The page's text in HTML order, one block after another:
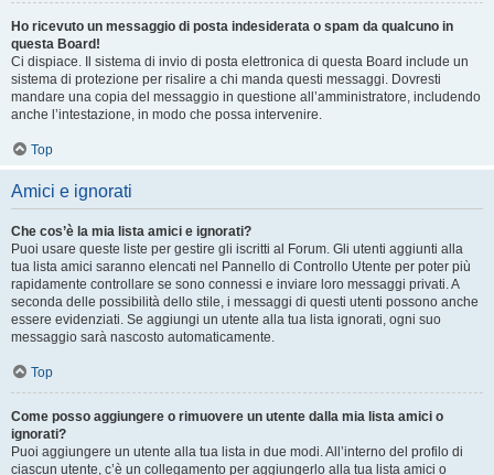
Ho ricevuto un messaggio di posta indesiderata o spam da qualcuno in
questa Board!
Ci dispiace. Il sistema di invio di posta elettronica di questa Board include un
sistema di protezione per risalire a chi manda questi messaggi. Dovresti
mandare una copia del messaggio in questione all’amministratore, includendo
anche l’intestazione, in modo che possa intervenire.
Top
Amici e ignorati
Che cos’è la mia lista amici e ignorati?
Puoi usare queste liste per gestire gli iscritti al Forum. Gli utenti aggiunti alla
tua lista amici saranno elencati nel Pannello di Controllo Utente per poter più
rapidamente controllare se sono connessi e inviare loro messaggi privati. A
seconda delle possibilità dello stile, i messaggi di questi utenti possono anche
essere evidenziati. Se aggiungi un utente alla tua lista ignorati, ogni suo
messaggio sarà nascosto automaticamente.
Top
Come posso aggiungere o rimuovere un utente dalla mia lista amici o
ignorati?
Puoi aggiungere un utente alla tua lista in due modi. All’interno del profilo di
ciascun utente, c’è un collegamento per aggiungerlo alla tua lista amici o